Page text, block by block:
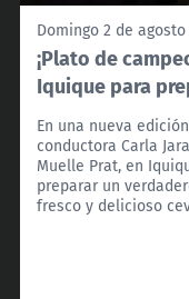
Domingo 2 de
¡Plato de
Iquique para
En una nueva
conductora Carla
Muelle Prat, en
preparar un
fresco y delicioso